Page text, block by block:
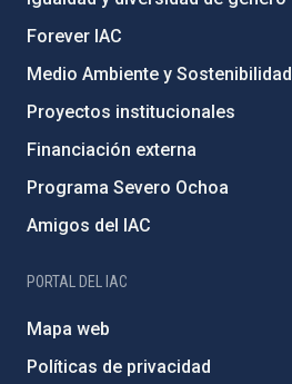
Forever IAC
Medio Ambiente y Sostenibilidad
Proyectos institucionales
Financiación externa
Programa Severo Ochoa
Amigos del IAC
PORTAL DEL IAC
Mapa web
Políticas de privacidad